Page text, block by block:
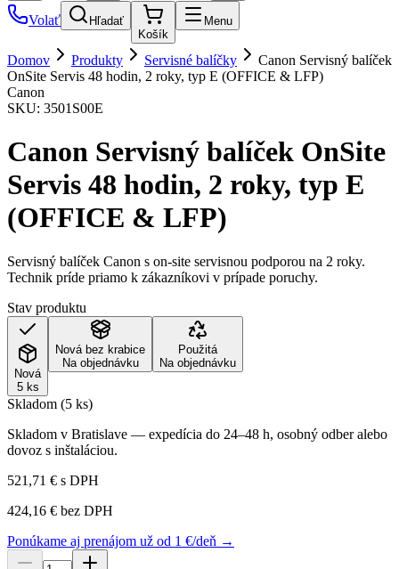
Volať
Hľadať
Košík
Menu
Domov Produkty Servisné balíčky
Canon Servisný balíček
OnSite Servis 48 hodin, 2 roky, typ E (OFFICE & LFP)
Canon
SKU: 3501S00E
Canon Servisný balíček OnSite
Servis 48 hodin, 2 roky, typ E
(OFFICE & LFP)
Servisný balíček Canon s on-site servisnou podporou na 2 roky.
Technik príde priamo k zákazníkovi v prípade poruchy.
Stav produktu
Nová
5 ks
Nová bez krabice
Na objednávku
Použitá
Na objednávku
Skladom (5 ks)
Skladom v Bratislave — expedícia do 24–48 h, osobný odber alebo
dovoz s inštaláciou.
521,71 € s DPH
424,16 € bez DPH
Ponúkame aj prenájom už od 1 €/deň →